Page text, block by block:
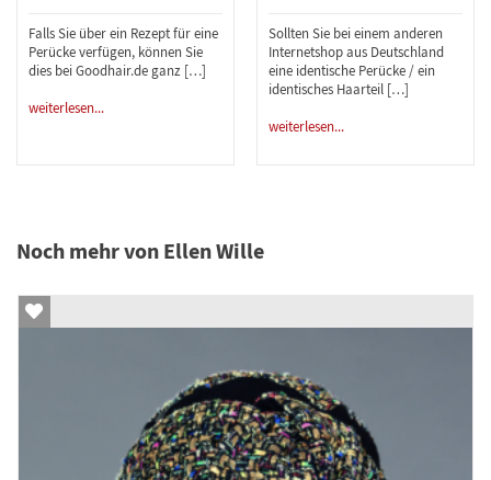
Falls Sie über ein Rezept für eine
Perücke verfügen, können Sie
dies bei Goodhair.de ganz […]
weiterlesen...
Sollten Sie bei einem anderen
Internetshop aus Deutschland
eine identische Perücke / ein
identisches Haarteil […]
weiterlesen...
Noch mehr von Ellen Wille